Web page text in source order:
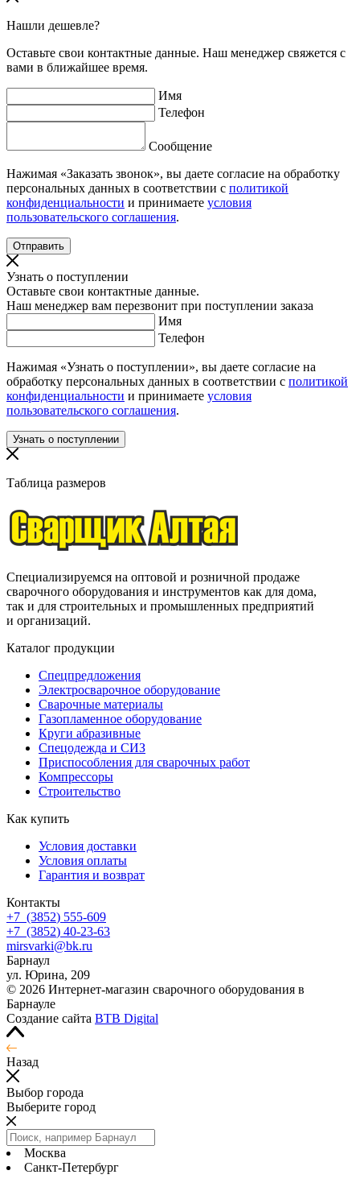
Нашли дешевле?
Оставьте свои контактные данные. Наш менеджер свяжется с
вами в ближайшее время.
Имя
Телефон
Сообщение
Нажимая «Заказать звонок», вы даете согласие на обработку
персональных данных в соответствии с политикой
конфиденциальности и принимаете условия
пользовательского соглашения.
Узнать о поступлении
Оставьте свои контактные данные.
Наш менеджер вам перезвонит при поступлении заказа
Имя
Телефон
Нажимая «Узнать о поступлении», вы даете согласие на
обработку персональных данных в соответствии с политикой
конфиденциальности и принимаете условия
пользовательского соглашения.
Таблица размеров
Специализируемся на оптовой и розничной продаже
сварочного оборудования и инструментов как для дома,
так и для строительных и промышленных предприятий
и организаций.
Каталог продукции
Спецпредложения
Электросварочное оборудование
Сварочные материалы
Газопламенное оборудование
Круги абразивные
Спецодежда и СИЗ
Приспособления для сварочных работ
Компрессоры
Строительство
Как купить
Условия доставки
Условия оплаты
Гарантия и возврат
Контакты
+7 (3852) 555-609
+7 (3852) 40-23-63
mirsvarki@bk.ru
Барнаул
ул. Юрина, 209
© 2026 Интернет-магазин сварочного оборудования в
Барнауле
Создание сайта BTB Digital
Назад
Выбор города
Выберите город
Москва
Санкт-Петербург